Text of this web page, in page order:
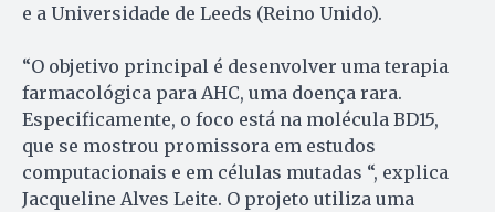
e a Universidade de Leeds (Reino Unido).
“O objetivo principal é desenvolver uma terapia
farmacológica para AHC, uma doença rara.
Especificamente, o foco está na molécula BD15,
que se mostrou promissora em estudos
computacionais e em células mutadas “, explica
Jacqueline Alves Leite. O projeto utiliza uma